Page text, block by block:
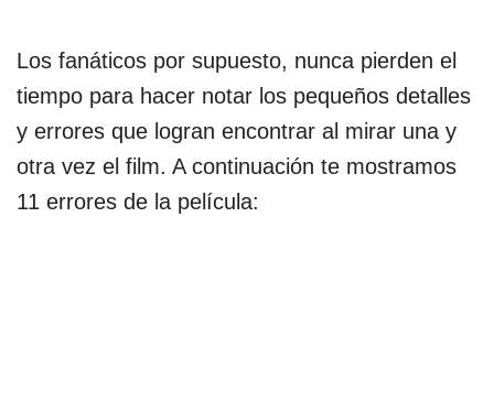
Los fanáticos por supuesto, nunca pierden el
tiempo para hacer notar los pequeños detalles
y errores que logran encontrar al mirar una y
otra vez el film. A continuación te mostramos
11 errores de la película: